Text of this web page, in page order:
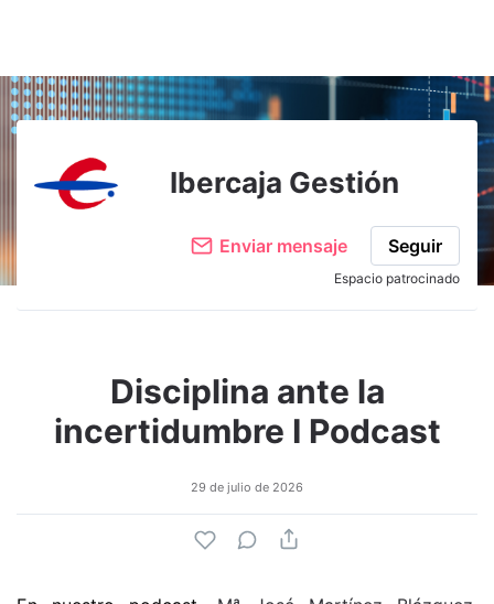
Ibercaja Gestión
Enviar mensaje Seguir
Espacio patrocinado
Disciplina ante la
incertidumbre I Podcast
29 de julio de 2026